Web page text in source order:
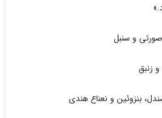
صورتی و سنبل
زنبق
بنزوئین و نعناع هندی